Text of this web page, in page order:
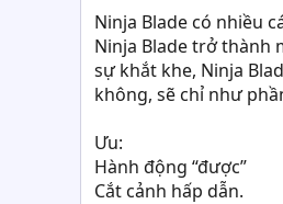
Ninja Blade có nhiều
Ninja Blade trở thành
sự khắt khe, Ninja
không, sẽ chỉ như
Ưu:
Hành động “được”
Cắt cảnh hấp dẫn.